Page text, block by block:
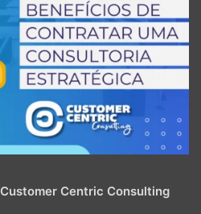
Centric Consulting